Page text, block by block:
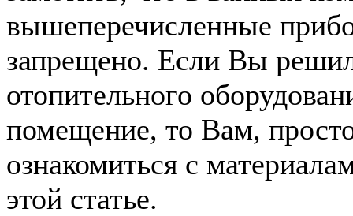
вышеперечисленные
запрещено. Если Вы
отопительного
помещение, то Вам,
ознакомиться с
этой статье.